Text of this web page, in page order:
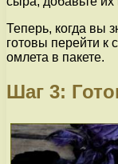
Теперь, когда вы
готовы перейти
омлета в пакете.
Шаг 3: